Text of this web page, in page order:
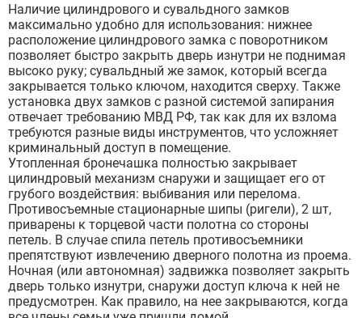
Наличие цилиндрового и сувальдного замков
максимально удобно для использования: нижнее
расположение цилиндрового замка с поворотником
позволяет быстро закрыть дверь изнутри не поднимая
высоко руку; сувальдный же замок, который всегда
закрывается только ключом, находится сверху. Также
установка двух замков с разной системой запирания
отвечает требованию МВД РФ, так как для их взлома
требуются разные виды инструментов, что усложняет
криминальный доступ в помещение.
Утопленная бронечашка полностью закрывает
цилиндровый механизм снаружи и защищает его от
грубого воздействия: выбивания или перелома.
Противосъемные стационарные шипы (ригели), 2 шт,
приварены к торцевой части полотна со стороны
петель. В случае спила петель противосъемники
препятствуют извлечению дверного полотна из проема.
Ночная (или автономная) задвижка позволяет закрыть
дверь только изнутри, снаружи доступ ключа к ней не
предусмотрен. Как правило, на нее закрываются, когда